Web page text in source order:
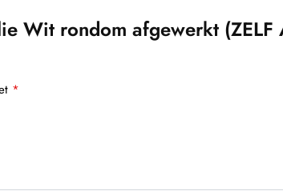
Wit rondom afgewerkt (ZELF
*